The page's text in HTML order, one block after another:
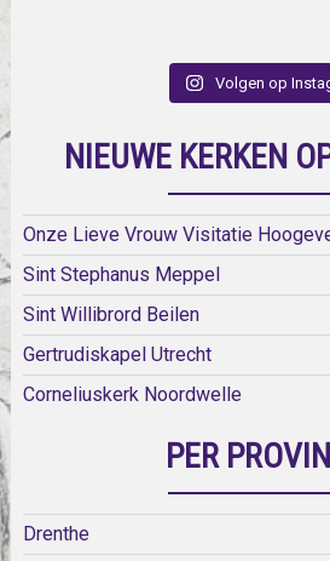
Volgen op
NIEUWE KERKEN
Onze Lieve Vrouw Visitatie
Sint Stephanus Meppel
Sint Willibrord Beilen
Gertrudiskapel Utrecht
Corneliuskerk Noordwelle
PER
Drenthe